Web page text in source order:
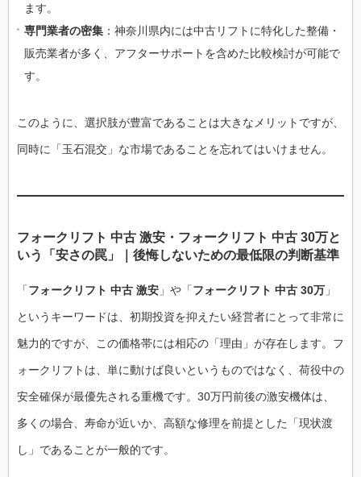
ます。
専門業者の密集 ：神奈川県内には中古リフトに特化した整備・
販売業者が多く、アフターサポートを含めた比較検討が可能で
す。
このように、選択肢が豊富であることは大きなメリットですが、
同時に「玉石混交」な市場であることを忘れてはいけません。
フォークリフト 中古 激安・フォークリフト 中古 30万と
いう「安さの罠」｜後悔しないための最低限の判断基準
「フォークリフト 中古 激安 」や「フォークリフト 中古 30万 」
というキーワードは、初期投資を抑えたい経営者にとって非常に
魅力的ですが、この価格帯には相応の「理由」が存在します。フ
ォークリフトは、単に動けば良いというものではなく、荷役中の
安全確保が最優先される重機です。30万円前後の激安機体は、
多くの場合、寿命が近いか、高額な修理を前提とした「現状渡
し」であることが一般的です。